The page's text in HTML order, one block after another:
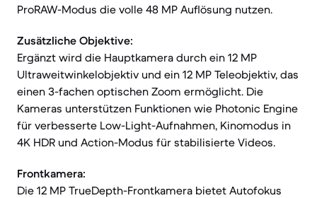
ProRAW-Modus die volle 48 MP Auflösung nutzen.
Zusätzliche Objektive:
Ergänzt wird die Hauptkamera durch ein 12 MP
Ultraweitwinkelobjektiv und ein 12 MP Teleobjektiv, das
einen 3-fachen optischen Zoom ermöglicht. Die
Kameras unterstützen Funktionen wie Photonic Engine
für verbesserte Low-Light-Aufnahmen, Kinomodus in
4K HDR und Action-Modus für stabilisierte Videos.
Frontkamera:
Die 12 MP TrueDepth-Frontkamera bietet Autofokus